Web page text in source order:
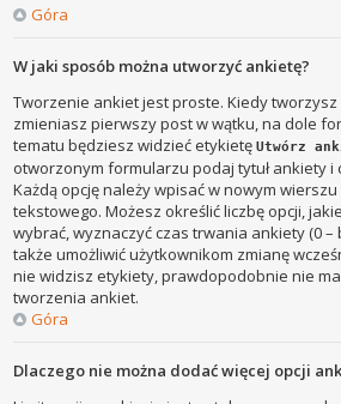
Góra
W jaki sposób można utworzyć ankietę?
Tworzenie ankiet jest proste. Kiedy
zmieniasz pierwszy post w wątku, na dole
tematu będziesz widzieć etykietęUtwórz
otworzonym formularzu podaj tytuł ankiety i
Każdą opcję należy wpisać w nowym
tekstowego. Możesz określić liczbę opcji,
wybrać, wyznaczyć czas trwania ankiety (0 –
także umożliwić użytkownikom zmianę
nie widzisz etykiety, prawdopodobnie nie
tworzenia ankiet.
Góra
Dlaczego nie można dodać więcej opcji